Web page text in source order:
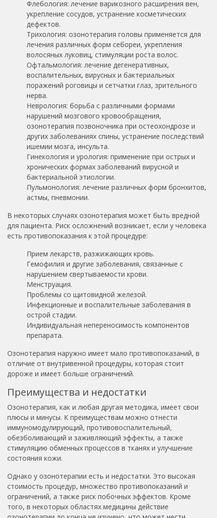
Флебология: лечение варикозного расширения вен,
укрепление сосудов, устранение косметических
дефектов.
Трихология: озонотерапия головы применяется для
лечения различных форм себореи, укрепления
волосяных луковиц, стимуляции роста волос.
Офтальмология: лечение дегенеративных,
воспалительных, вирусных и бактериальных
поражений роговицы и сетчатки глаз, зрительного
нерва.
Неврология: борьба с различными формами
нарушений мозгового кровообращения,
озонотерапия позвоночника при остеохондрозе и
других заболеваниях спины, устранение последствий
ишемии мозга, инсульта.
Гинекология и урология: применение при острых и
хронических формах заболеваний вирусной и
бактериальной этиологии.
Пульмонология: лечение различных форм бронхитов,
астмы, пневмонии.
В некоторых случаях озонотерапия может быть вредной
для пациента. Риск осложнений возникает, если у человека
есть противопоказания к этой процедуре:
Прием лекарств, разжижающих кровь.
Гемофилия и другие заболевания, связанные с
нарушением свертываемости крови.
Менструация.
Проблемы со щитовидной железой.
Инфекционные и воспалительные заболевания в
острой стадии.
Индивидуальная непереносимость компонентов
препарата.
Озонотерапия наружно имеет мало противопоказаний, в
отличие от внутривенной процедуры, которая стоит
дороже и имеет больше ограничений.
Преимущества и недостатки
Озонотерапия, как и любая другая методика, имеет свои
плюсы и минусы. К преимуществам можно отнести
иммуномодулирующий, противовоспалительный,
обезболивающий и заживляющий эффекты, а также
стимуляцию обменных процессов в тканях и улучшение
состояния кожи.
Однако у озонотерапии есть и недостатки. Это высокая
стоимость процедур, множество противопоказаний и
ограничений, а также риск побочных эффектов. Кроме
того, в некоторых областях медицины действие